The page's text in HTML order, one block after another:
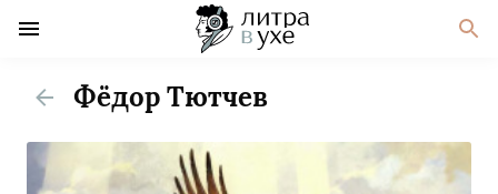
Фёдор Тютчев